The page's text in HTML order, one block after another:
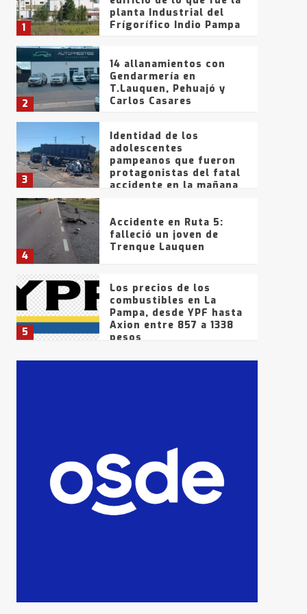
1
planta Industrial del
Frígorífico Indio Pampa
2
14 allanamientos con
Gendarmería en
T.Lauquen, Pehuajó y
Carlos Casares
3
Identidad de los
adolescentes
pampeanos que fueron
protagonistas del fatal
accidente en la mañana
4
Accidente en Ruta 5:
falleció un joven de
Trenque Lauquen
5
Los precios de los
combustibles en La
Pampa, desde YPF hasta
Axion entre 857 a 1338
pesos
La Bolsa de Cereales de
que intentaron evadir a
la Policía fueron
detenidos por
comercialización de
drogas en la tarde del
sábado